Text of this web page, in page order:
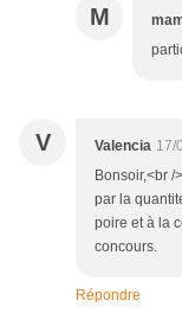
M
V Valencia 17/
Bonsoir,<br /
par la
poire et à la
concours.
Répondre